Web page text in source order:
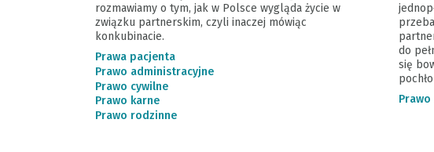
rozmawiamy o tym, jak w Polsce wygląda życie w
związku partnerskim, czyli inaczej mówiąc
konkubinacie.
Prawa pacjenta
Prawo administracyjne
Prawo cywilne
Prawo karne
Prawo rodzinne
do
się